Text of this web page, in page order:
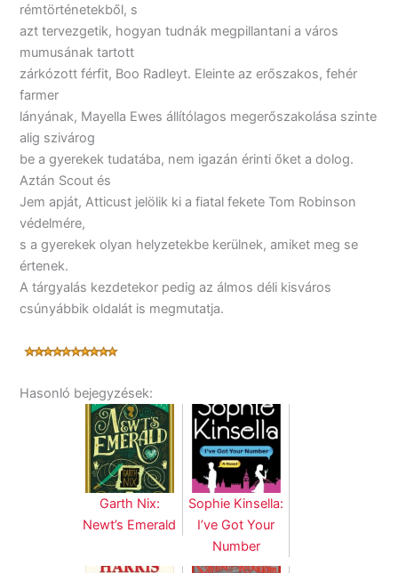
rémtörténetekből, s
azt tervezgetik, hogyan tudnák megpillantani a város
mumusának tartott
zárkózott férfit, Boo Radleyt. Eleinte az erőszakos, fehér
farmer
lányának, Mayella Ewes állítólagos megerőszakolása szinte
alig szivárog
be a gyerekek tudatába, nem igazán érinti őket a dolog.
Aztán Scout és
Jem apját, Atticust jelölik ki a fiatal fekete Tom Robinson
védelmére,
s a gyerekek olyan helyzetekbe kerülnek, amiket meg se
értenek.
A tárgyalás kezdetekor pedig az álmos déli kisváros
csúnyábbik oldalát is megmutatja.
Hasonló bejegyzések:
Garth Nix:
Newt’s Emerald
Sophie Kinsella:
I’ve Got Your
Number